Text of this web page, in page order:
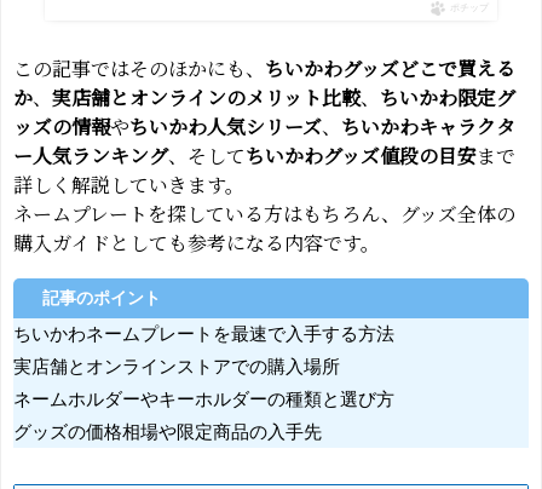
ポチップ
この記事ではそのほかにも、 ちいかわグッズどこで買える
か、 実店舗とオンラインのメリット比較、 ちいかわ限定グ
ッズの情報やちいかわ人気シリーズ、 ちいかわキャラクタ
ー人気ランキング、そしてちいかわグッズ値段の目安まで
詳しく解説していきます。
ネームプレートを探している方はもちろん、グッズ全体の
購入ガイドとしても参考になる内容です。
記事のポイント
ちいかわネームプレートを最速で入手する方法
実店舗とオンラインストアでの購入場所
ネームホルダーやキーホルダーの種類と選び方
グッズの価格相場や限定商品の入手先